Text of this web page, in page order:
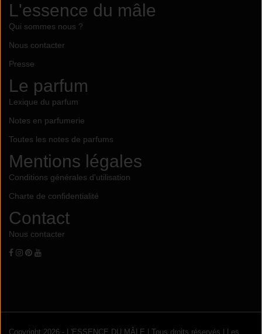
L'essence du mâle
Qui sommes nous ?
Nous contacter
Presse
Le parfum
Lexique du parfum
Notes en parfumerie
Toutes les notes de parfums
Mentions légales
Conditions générales d'utilisation
Charte de confidentialité
Contact
Nous contacter
Copyright 2026 - L'ESSENCE DU MÂLE | Tous droits réservés | Les